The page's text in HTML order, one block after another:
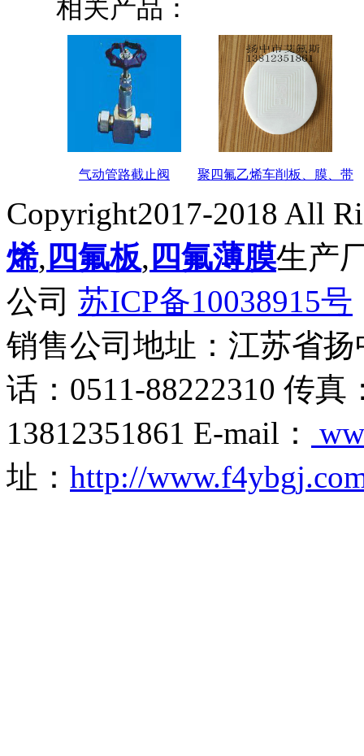
相关产品：
气动管路截止阀 聚四氟乙烯车削板、膜、带
Copyright2017-2018 All
烯, 四氟板, 四氟薄膜生产
公司 苏ICP备10038915号
销售公司地址：江苏省
话：0511-88222310 传真
13812351861 E-mail：
址： http://